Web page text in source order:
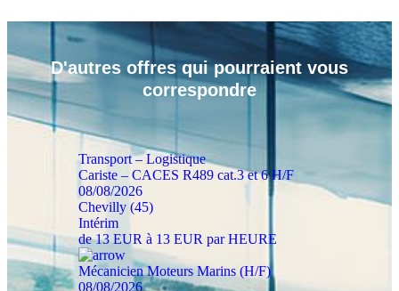
D'autres offresqui pourraient vous
correspondre
Transport – Logistique
Cariste – CACES R489 cat.3 et 6 H/F
08/08/2026
Chevilly (45)
Intérim
de 13 EUR à 13 EUR par HEURE
Mécanicien Moteurs Marins (H/F)
08/08/2026